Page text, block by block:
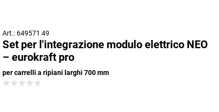
Art.: 649571 49
Set per l'integrazione modulo elettrico NEO
– eurokraft pro
per carrelli a ripiani larghi 700 mm